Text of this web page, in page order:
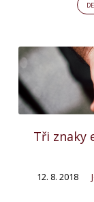
Tři znaky
12. 8. 2018